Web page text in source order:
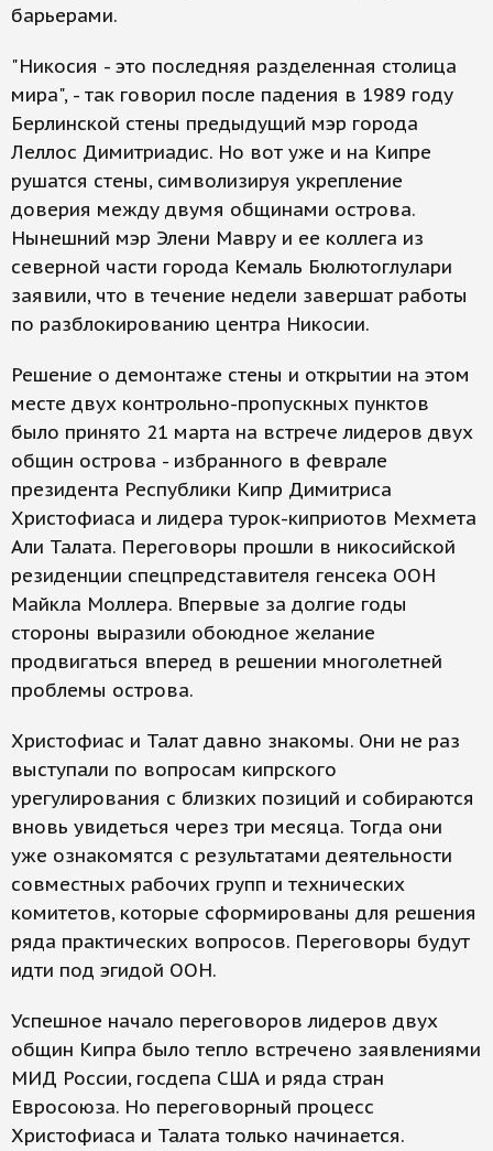
барьерами.
"Никосия - это последняя разделенная столица
мира", - так говорил после падения в 1989 году
Берлинской стены предыдущий мэр города
Леллос Димитриадис. Но вот уже и на Кипре
рушатся стены, символизируя укрепление
доверия между двумя общинами острова.
Нынешний мэр Элени Мавру и ее коллега из
северной части города Кемаль Бюлютоглулари
заявили, что в течение недели завершат работы
по разблокированию центра Никосии.
Решение о демонтаже стены и открытии на этом
месте двух контрольно-пропускных пунктов
было принято 21 марта на встрече лидеров двух
общин острова - избранного в феврале
президента Республики Кипр Димитриса
Христофиаса и лидера турок-киприотов Мехмета
Али Талата. Переговоры прошли в никосийской
резиденции спецпредставителя генсека ООН
Майкла Моллера. Впервые за долгие годы
стороны выразили обоюдное желание
продвигаться вперед в решении многолетней
проблемы острова.
Христофиас и Талат давно знакомы. Они не раз
выступали по вопросам кипрского
урегулирования с близких позиций и собираются
вновь увидеться через три месяца. Тогда они
уже ознакомятся с результатами деятельности
совместных рабочих групп и технических
комитетов, которые сформированы для решения
ряда практических вопросов. Переговоры будут
идти под эгидой ООН.
Успешное начало переговоров лидеров двух
общин Кипра было тепло встречено заявлениями
МИД России, госдепа США и ряда стран
Евросоюза. Но переговорный процесс
Христофиаса и Талата только начинается.